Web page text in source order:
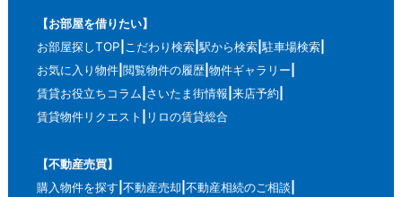
【お部屋を借りたい】
お部屋探しTOP こだわり検索 駅から検索 駐車場検索
お気に入り物件 閲覧物件の履歴 物件ギャラリー
賃貸お役立ちコラム さいたま街情報 来店予約
賃貸物件リクエスト
リロの賃貸総合
【不動産売買】
購入物件を探す 不動産売却 不動産相続のご相談